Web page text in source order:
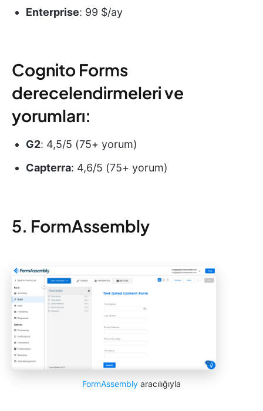
Enterprise: 99 $/ay
Cognito Forms
derecelendirmeleri ve
yorumları:
G2: 4,5/5 (75+ yorum)
Capterra: 4,6/5 (75+ yorum)
5. FormAssembly
FormAssembly aracılığıyla